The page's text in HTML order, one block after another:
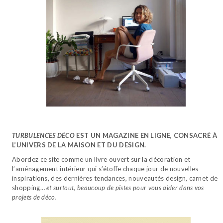
TURBULENCES DÉCO EST UN MAGAZINE EN LIGNE, CONSACRÉ À
L’UNIVERS DE LA MAISON ET DU DESIGN.
Abordez ce site comme un livre ouvert sur la décoration et
l’aménagement intérieur qui s’étoffe chaque jour de nouvelles
inspirations, des dernières tendances, nouveautés design, carnet de
shopping…et surtout, beaucoup de pistes pour vous aider dans vos
projets de déco.